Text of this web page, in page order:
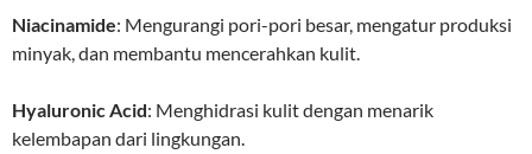
Niacinamide: Mengurangi pori-pori besar, mengatur produksi
minyak, dan membantu mencerahkan kulit.
Hyaluronic Acid: Menghidrasi kulit dengan menarik
kelembapan dari lingkungan.